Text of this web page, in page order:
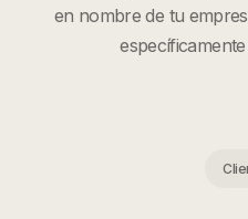
en nombre de tu